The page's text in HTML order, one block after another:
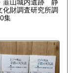
韮山城内遺跡 静
化財調査研究所調
集